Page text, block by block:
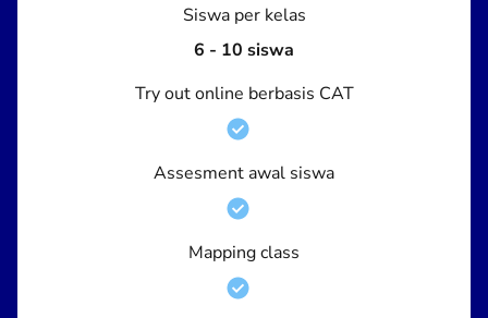
Siswa per kelas
6 - 10 siswa
Try out online berbasis CAT
Assesment awal siswa
Mapping class